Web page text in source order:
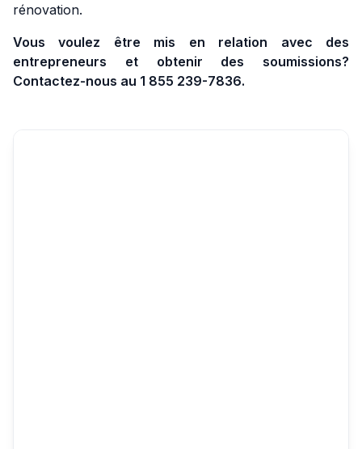
rénovation.
Vous voulez être mis en relation avec des
entrepreneurs et obtenir des soumissions?
Contactez-nous au 1 855 239-7836.